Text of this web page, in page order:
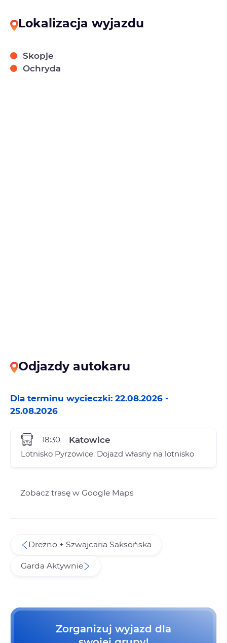
Lokalizacja wyjazdu
Skopje
Ochryda
Odjazdy autokaru
Dla terminu wycieczki: 22.08.2026 -
25.08.2026
18:30 Katowice
Lotnisko Pyrzowice, Dojazd własny na lotnisko
Zobacz trasę w Google Maps
Drezno + Szwajcaria Saksońska
Garda Aktywnie
Zorganizuj wyjazd dla